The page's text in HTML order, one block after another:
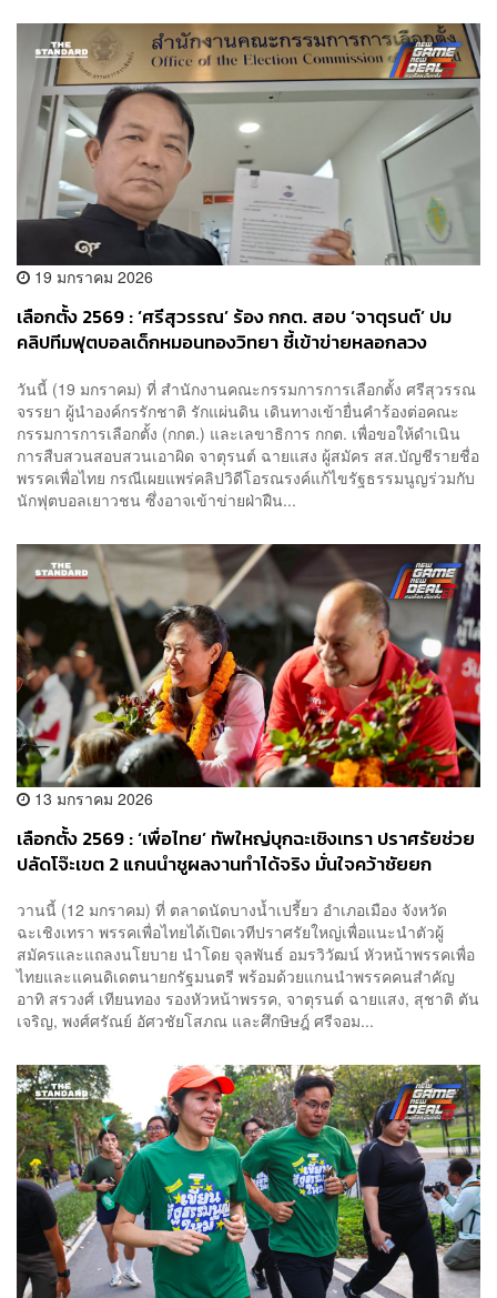
19 มกราคม 2026
เลือกตั้ง 2569 : ‘ศรีสุวรรณ’ ร้อง กกต. สอบ ‘จาตุรนต์’ ปม
คลิปทีมฟุตบอลเด็กหมอนทองวิทยา ชี้เข้าข่ายหลอกลวง
วันนี้ (19 มกราคม) ที่ สำนักงานคณะกรรมการการเลือกตั้ง ศรีสุวรรณ
จรรยา ผู้นำองค์กรรักชาติ รักแผ่นดิน เดินทางเข้ายื่นคำร้องต่อคณะ
กรรมการการเลือกตั้ง (กกต.) และเลขาธิการ กกต. เพื่อขอให้ดำเนิน
การสืบสวนสอบสวนเอาผิด จาตุรนต์ ฉายแสง ผู้สมัคร สส.บัญชีรายชื่อ
พรรคเพื่อไทย กรณีเผยแพร่คลิปวิดีโอรณรงค์แก้ไขรัฐธรรมนูญร่วมกับ
นักฟุตบอลเยาวชน ซึ่งอาจเข้าข่ายฝ่าฝืน...
13 มกราคม 2026
เลือกตั้ง 2569 : ‘เพื่อไทย’ ทัพใหญ่บุกฉะเชิงเทรา ปราศรัยช่วย
ปลัดโจ๊ะเขต 2 แกนนำชูผลงานทำได้จริง มั่นใจคว้าชัยยก
​วานนี้ (12 มกราคม) ที่ ตลาดนัดบางน้ำเปรี้ยว อำเภอเมือง จังหวัด
ฉะเชิงเทรา พรรคเพื่อไทยได้เปิดเวทีปราศรัยใหญ่เพื่อแนะนำตัวผู้
สมัครและแถลงนโยบาย นำโดย จุลพันธ์ อมรวิวัฒน์ หัวหน้าพรรคเพื่อ
ไทยและแคนดิเดตนายกรัฐมนตรี พร้อมด้วยแกนนำพรรคคนสำคัญ
อาทิ สรวงศ์ เทียนทอง รองหัวหน้าพรรค, จาตุรนต์ ฉายแสง, สุชาติ ตัน
เจริญ, พงศ์ศรัณย์ อัศวชัยโสภณ และศึกษิษฎ์ ศรีจอม...